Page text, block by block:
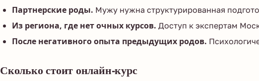
Партнерские роды. Мужу нужна структурированная
Из региона, где нет очных курсов. Доступ к экспертам
После негативного опыта предыдущих родов.
Сколько стоит онлайн-курс